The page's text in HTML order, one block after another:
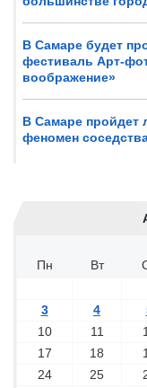
В Самаре будет
фестиваль Арт-
воображение»
В Самаре пройдет
феномен
Пн
Вт
3
4
10
11
17
18
24
25